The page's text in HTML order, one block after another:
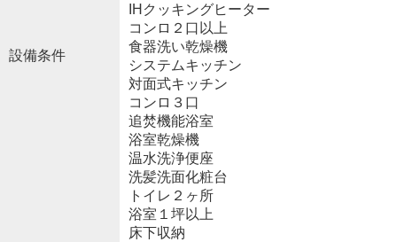
設備条件
IHクッキングヒーター
コンロ２口以上
食器洗い乾燥機
システムキッチン
対面式キッチン
コンロ３口
追焚機能浴室
浴室乾燥機
温水洗浄便座
洗髪洗面化粧台
トイレ２ヶ所
浴室１坪以上
床下収納